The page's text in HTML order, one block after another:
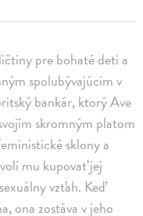
pre bohaté deti a
spolubývajúcim v
bankár, ktorý Ave
skromným platom
sklony a
mu kupovať jej
vzťah. Keď
ona zostáva v jeho